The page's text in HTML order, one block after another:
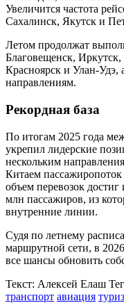
Увеличится частота
Сахалинск, Якутск и
Летом продолжат
Благовещенск,
Красноярск и Улан-Удэ,
направлениям.
Рекордная база
По итогам 2025 года
укрепил лидерские
нескольким
Китаем
объем перевозок
млн пассажиров, из
внутренние линии.
Судя по летнему
маршрутной сети, в
все шансы обновить
Текст: Алексей Елаш
транспорт авиация